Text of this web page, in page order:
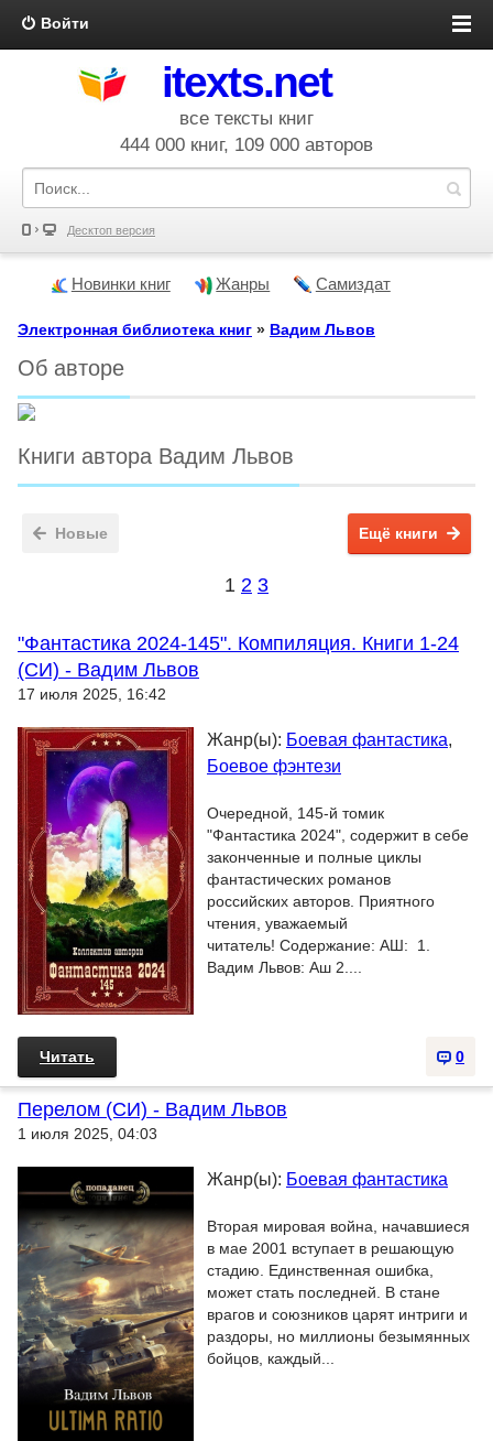
Войти
itexts.net
все тексты книг
444 000 книг, 109 000 авторов
Десктоп версия
Новинки книг Жанры Самиздат
Электронная библиотека книг » Вадим Львов
Об авторе
Книги автора Вадим Львов
Новые Ещё книги
1 2 3
"Фантастика 2024-145". Компиляция. Книги 1-24
(СИ) - Вадим Львов
17 июля 2025, 16:42
Жанр(ы): Боевая фантастика,
Боевое фэнтези
Очередной, 145-й томик
"Фантастика 2024", содержит в себе
законченные и полные циклы
фантастических романов
российских авторов. Приятного
чтения, уважаемый
читатель! Содержание: АШ: 1.
Вадим Львов: Аш 2....
0
Читать
Перелом (СИ) - Вадим Львов
1 июля 2025, 04:03
Жанр(ы): Боевая фантастика
Вторая мировая война, начавшиеся
в мае 2001 вступает в решающую
стадию. Единственная ошибка,
может стать последней. В стане
врагов и союзников царят интриги и
раздоры, но миллионы безымянных
бойцов, каждый...